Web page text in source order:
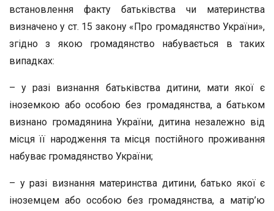
встановлення факту батьківства чи материнства
визначено у ст. 15 закону «Про громадянство України»,
згідно з якою громадянство набувається в таких
випадках:
– у разі визнання батьківства дитини, мати якої є
іноземкою або особою без громадянства, а батьком
визнано громадянина України, дитина незалежно від
місця її народження та місця постійного проживання
набуває громадянство України;
– у разі визнання материнства дитини, батько якої є
іноземцем або особою без громадянства, а матір’ю